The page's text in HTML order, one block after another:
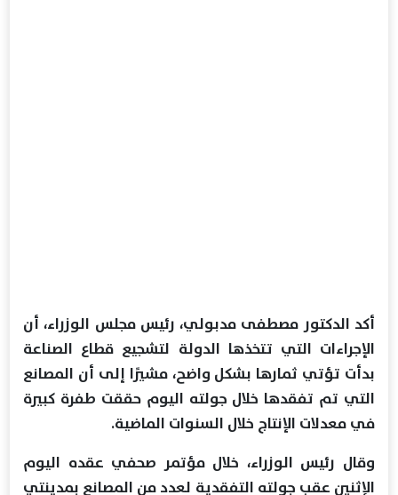
أكد الدكتور مصطفى مدبولي، رئيس مجلس الوزراء، أن
الإجراءات التي تتخذها الدولة لتشجيع قطاع الصناعة
بدأت تؤتي ثمارها بشكل واضح، مشيرًا إلى أن المصانع
التي تم تفقدها خلال جولته اليوم حققت طفرة كبيرة
في معدلات الإنتاج خلال السنوات الماضية.
وقال رئيس الوزراء، خلال مؤتمر صحفي عقده اليوم
الإثنين عقب جولته التفقدية لعدد من المصانع بمدينتي